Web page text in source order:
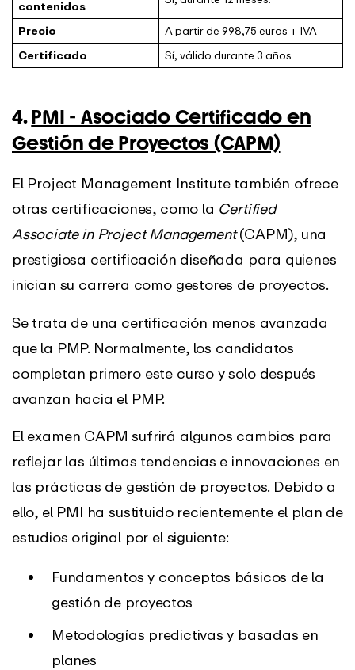
contenidos
Precio
A partir de 998,75 euros + IVA
Certificado
Sí, válido durante 3 años
4.PMI - Asociado Certificado en
Gestión de Proyectos (CAPM)
El Project Management Institute también ofrece
otras certificaciones, como la Certified
Associate in Project Management(CAPM), una
prestigiosa certificación diseñada para quienes
inician su carrera como gestores de proyectos.
Se trata de una certificación menos avanzada
que la PMP. Normalmente, los candidatos
completan primero este curso y solo después
avanzan hacia el PMP.
El examen CAPM sufrirá algunos cambios para
reflejar las últimas tendencias e innovaciones en
las prácticas de gestión de proyectos. Debido a
ello, el PMI ha sustituido recientemente el plan de
estudios original por el siguiente:
Fundamentos y conceptos básicos de la
gestión de proyectos
Metodologías predictivas y basadas en
planes